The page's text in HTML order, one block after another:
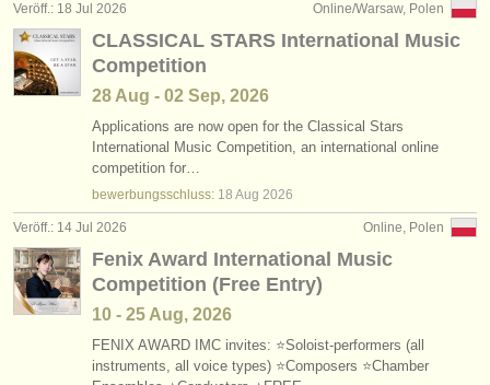
Online/Warsaw, Polen
Veröff.: 18 Jul 2026
CLASSICAL STARS International Music
Competition
28 Aug - 02 Sep, 2026
Applications are now open for the Classical Stars
International Music Competition, an international online
competition for…
bewerbungsschluss: 18 Aug 2026
Online, Polen
Veröff.: 14 Jul 2026
Fenix Award International Music
Competition (Free Entry)
10 - 25 Aug, 2026
FENIX AWARD IMC invites: ⭐Soloist-performers (all
instruments, all voice types) ⭐Composers ⭐Chamber